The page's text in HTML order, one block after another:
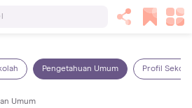
Pengetahuan Umum Profil
Umum